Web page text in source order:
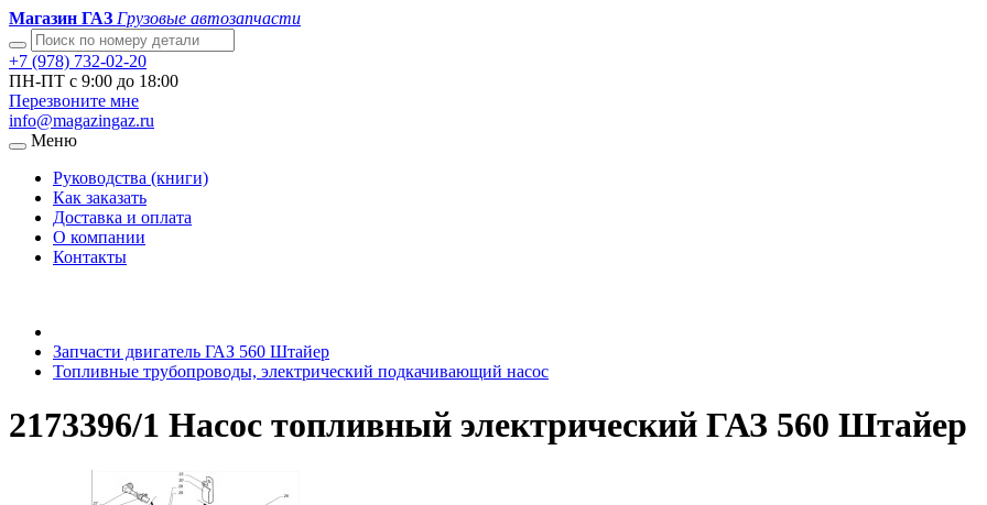
Магазин ГАЗ Грузовые автозапчасти
+7 (978) 732-02-20
ПН-ПТ с 9:00 до 18:00
Перезвоните мне
info@magazingaz.ru
Меню
Руководства (книги)
Как заказать
Доставка и оплата
О компании
Контакты
Запчасти двигатель ГАЗ 560 Штайер
Топливные трубопроводы, электрический подкачивающий насос
2173396/1 Насос топливный электрический ГАЗ 560 Штайер